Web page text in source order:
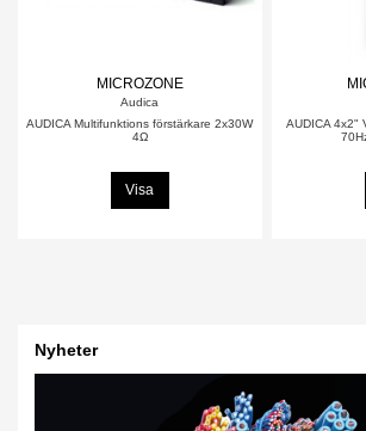
MICROZONE
Audica
AUDICA Multifunktions förstärkare 2x30W
4Ω
Visa
AUDICA 4x2"
Nyheter